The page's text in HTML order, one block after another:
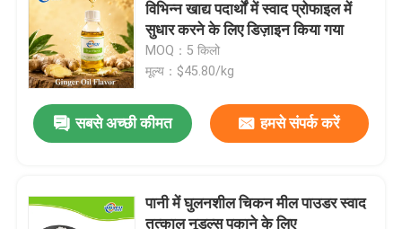
विभिन्न खाद्य पदार्थों में स्वाद प्रोफाइल में
सुधार करने के लिए डिज़ाइन किया गया
MOQ：5 किलो
मूल्य：$45.80/kg
सबसे अच्छी कीमत हमसे संपर्क करें
पानी में घुलनशील चिकन मील पाउडर स्वाद
तत्काल नूडल्स पकाने के लिए